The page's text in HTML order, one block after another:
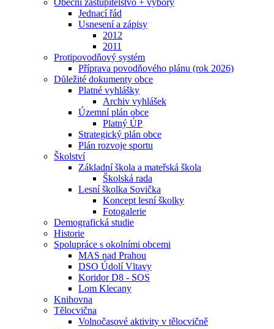
Obecní zastupitelstvo + výbory
Jednací řád
Usnesení a zápisy
2012
2011
Protipovodňový systém
Příprava povodňového plánu (rok 2026)
Důležité dokumenty obce
Platné vyhlášky
Archiv vyhlášek
Územní plán obce
Platný ÚP
Strategický plán obce
Plán rozvoje sportu
Školství
Základní škola a mateřská škola
Školská rada
Lesní školka Sovička
Koncept lesní školky
Fotogalerie
Demografická studie
Historie
Spolupráce s okolními obcemi
MAS nad Prahou
DSO Údolí Vltavy
Koridor D8 - SOS
Lom Klecany
Knihovna
Tělocvična
Volnočasové aktivity v tělocvičně